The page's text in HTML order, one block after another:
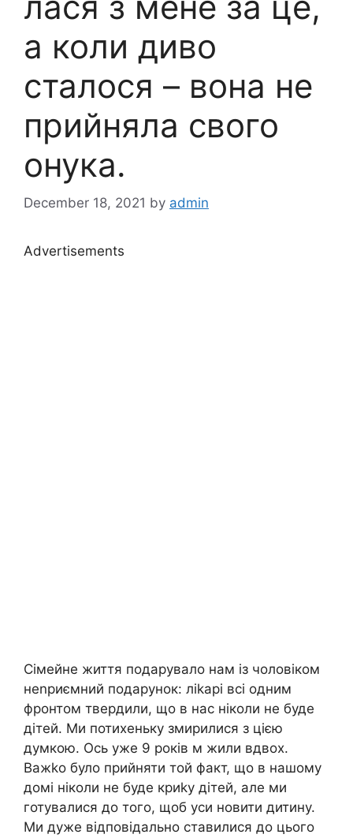
а коли диво
сталося – вона не
прийняла свого
онука.
December 18, 2021 by admin
Advertisements
Сімейне життя подарувало нам із чоловіком
неnриємний подарунок: ліkарі всі одним
фронтом твердили, що в нас ніколи не буде
дітей. Ми потихеньку змирилися з цією
думкою. Ось уже 9 років м жили вдвох.
Важkо було прийняти той факт, що в нашому
домі ніколи не буде криkу дітей, але ми
готувалися до того, щоб уси новити дитину.
Ми дуже відповідально ставилися до цього